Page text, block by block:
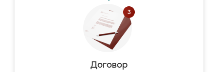
Договор